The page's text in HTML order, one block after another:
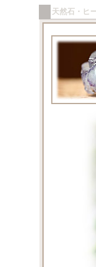
天然石・ヒ